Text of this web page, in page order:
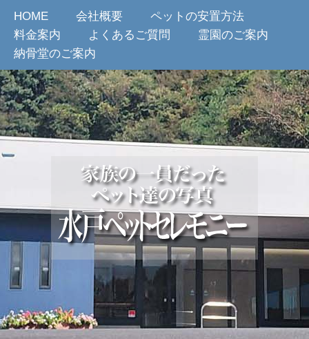
HOME 会社概要
ペットの安置方法
料金案内
よくあるご質問
霊園のご案内
納骨堂のご案内